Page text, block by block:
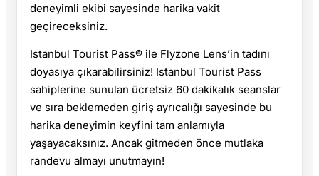
deneyimli ekibi sayesinde harika vakit
geçireceksiniz.
Istanbul Tourist Pass® ile Flyzone Lens’in tadını
doyasıya çıkarabilirsiniz! Istanbul Tourist Pass
sahiplerine sunulan ücretsiz 60 dakikalık seanslar
ve sıra beklemeden giriş ayrıcalığı sayesinde bu
harika deneyimin keyfini tam anlamıyla
yaşayacaksınız. Ancak gitmeden önce mutlaka
randevu almayı unutmayın!